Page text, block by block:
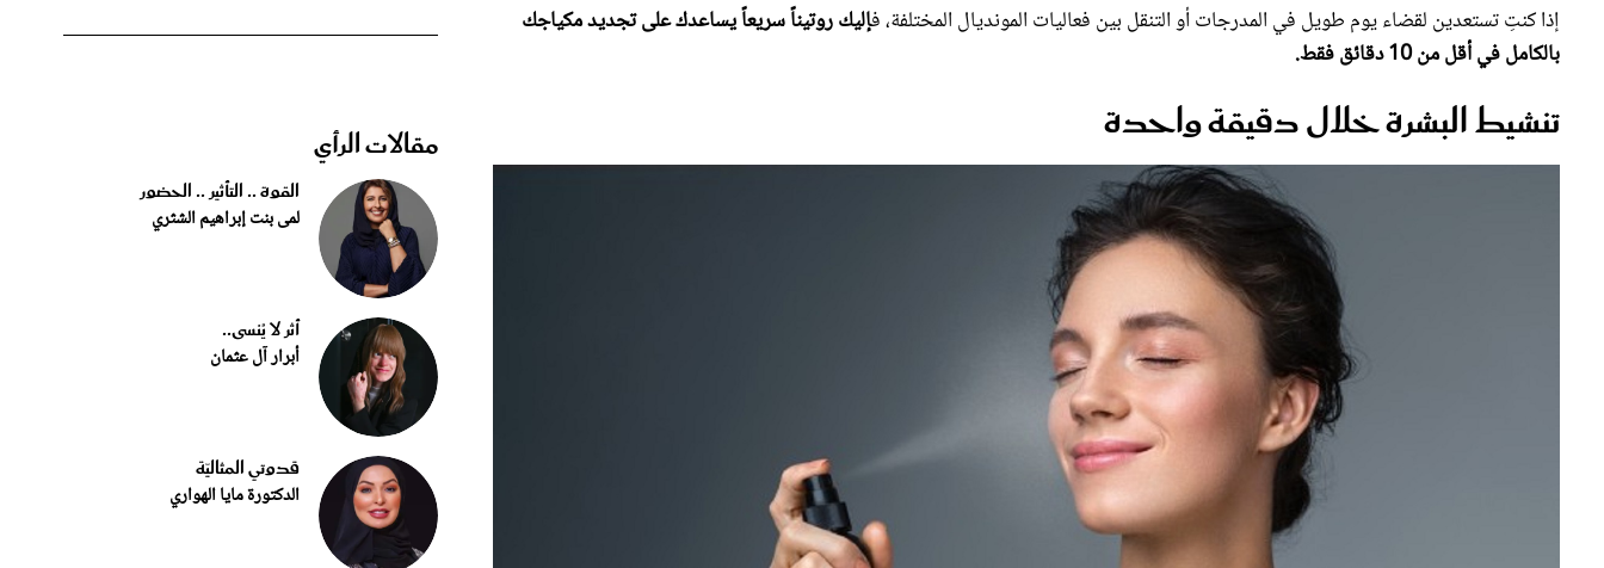
إذا كنتِ تستعدين لقضاء يوم طويل في المدرجات أو التنقل بين فعاليات المونديال المختلفة، فإليك روتيناً سريعاً يساعدك على تجديد مكياجك
بالكامل في أقل من 10 دقائق فقط.
تنشيط البشرة خلال دقيقة واحدة مقالات الرأي
القوة .. التأثير .. الحضور
لمى بنت إبراهيم الشثري
أثر لا يُنسى..
أبرار آل عثمان
قدوتي المثاليّة
الدكتورة مايا الهواري